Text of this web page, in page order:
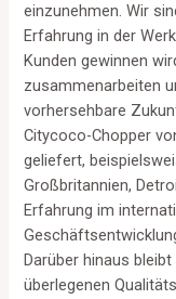
einzunehmen. Wir
Erfahrung in der
Kunden gewinnen
zusammenarbeiten
vorhersehbare
Citycoco-Chopper
geliefert,
Großbritannien,
Erfahrung im
Darüber hinaus
überlegenen